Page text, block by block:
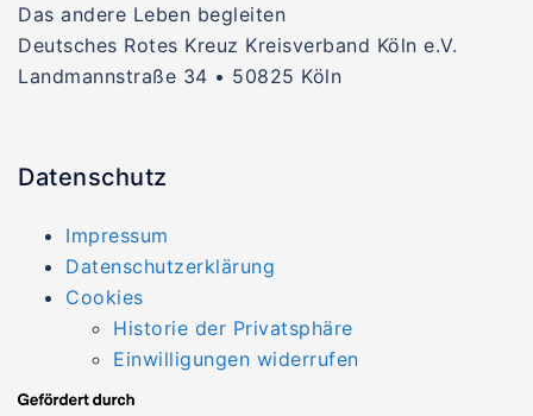
Das andere Leben begleiten
Deutsches Rotes Kreuz Kreisverband Köln e.V.
Landmannstraße 34 • 50825 Köln
Datenschutz
Impressum
Datenschutzerklärung
Cookies
Historie der Privatsphäre
Einwilligungen widerrufen